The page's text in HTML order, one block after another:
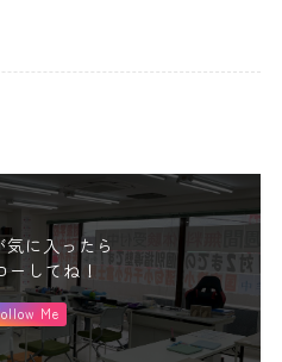
気に入ったら
ーしてね！
Me